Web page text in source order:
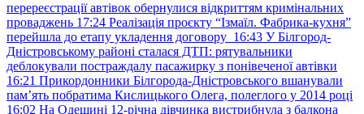
перереєстрації автівок обернулися відкриттям кримінальних
проваджень 17:24 Реалізація проєкту “Ізмаїл. Фабрика-кухня”
перейшла до етапу укладення договору 16:43 У Білгород-
Дністровському районі сталася ДТП: рятувальники
деблокували постраждалу пасажирку з понівеченої автівки
16:21 Прикордонники Білгорода-Дністровського вшанували
пам’ять побратима Кислицького Олега, полеглого у 2014 році
16:02 На Одещині 12-річна дівчинка вистрибнула з балкона